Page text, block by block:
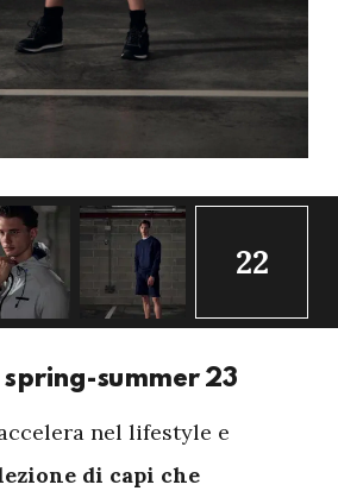
22
spring-summer 23
nel lifestyle e
di capi che